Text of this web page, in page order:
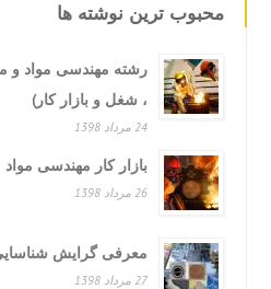
محبوب ترین نوشته ها
رشته مهندسی مواد و
، شغل و بازار کار)
بازار کار مهندسی مواد
26 مرداد 1398
معرفی گرایش شناسایی و
27 مرداد 1398